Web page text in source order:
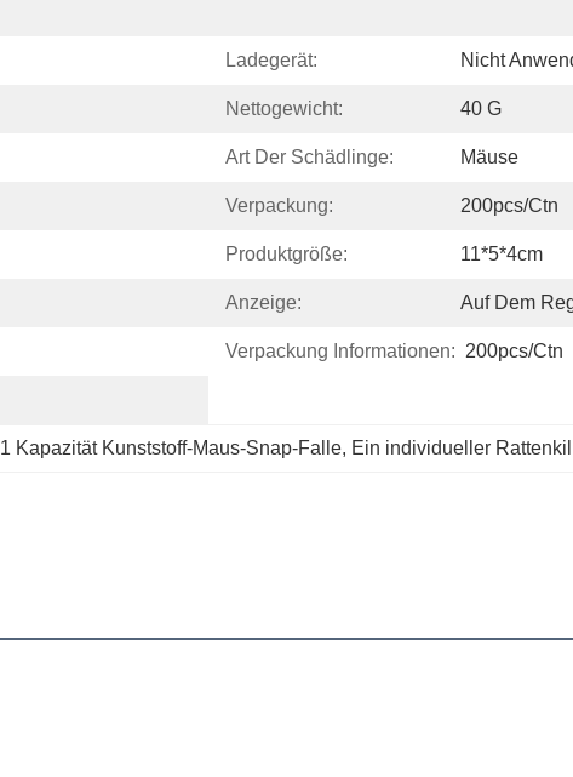
Ladegerät: Nicht
Nettogewicht: 40 G
Art Der Schädlinge: Mäuse
Verpackung: 200pcs/ctn
Produktgröße: 11*5*4cm
Anzeige: Auf Dem
Verpackung Informationen: 200pcs/ctn
1 Kapazität Kunststoff-Maus-Snap-Falle, Ein individueller